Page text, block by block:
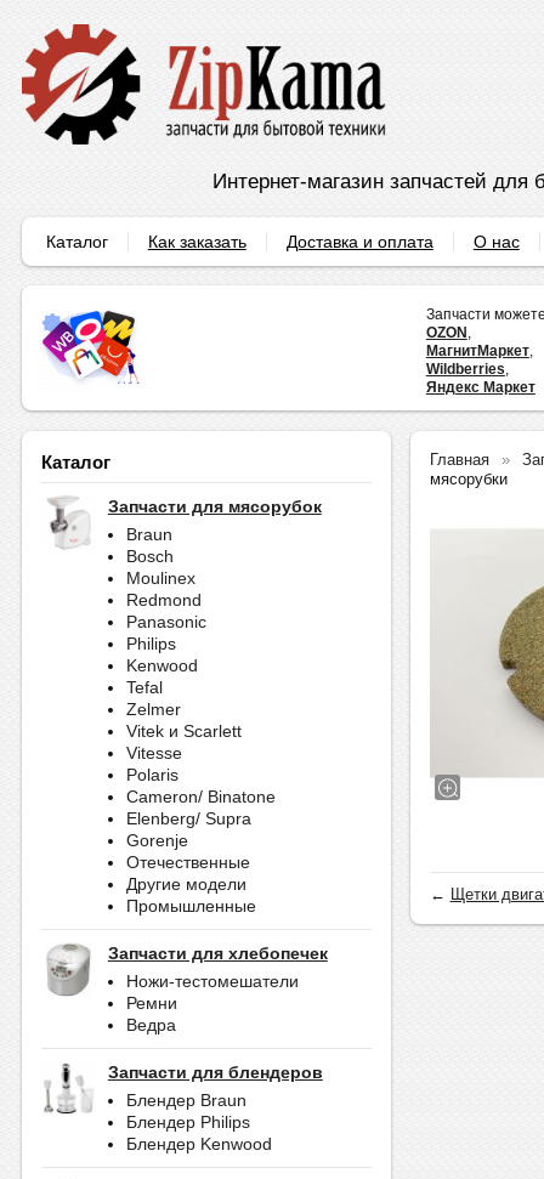
Интернет-магазин запчастей для
Каталог Как заказать Доставка и оплата О нас
Запчасти
OZON ,
МагнитМаркет,
Wildberries,
Яндекс Маркет
Каталог
Запчасти для мясорубок
Braun
Bosch
Moulinex
Redmond
Panasonic
Philips
Kenwood
Tefal
Zelmer
Vitek и Scarlett
Vitesse
Polaris
Cameron/ Binatone
Elenberg/ Supra
Gorenje
Отечественные
Другие модели
Промышленные
Запчасти для хлебопечек
Ножи-тестомешатели
Ремни
Ведра
Запчасти для блендеров
Блендер Braun
Блендер Philips
Блендер Kenwood
Главная
мясорубки
← Щетки